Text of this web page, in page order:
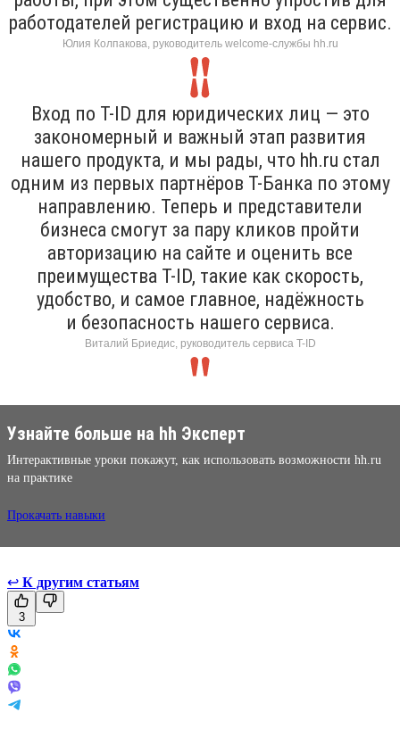
работодателей регистрацию и вход на сервис.
Юлия Колпакова, руководитель welcome-службы hh.ru
Вход по T-ID для юридических лиц — это
закономерный и важный этап развития
нашего продукта, и мы рады, что hh.ru стал
одним из первых партнёров Т-Банка по этому
направлению. Теперь и представители
бизнеса смогут за пару кликов пройти
авторизацию на сайте и оценить все
преимущества T-ID, такие как скорость,
удобство, и самое главное, надёжность
и безопасность нашего сервиса.
Виталий Бриедис, руководитель сервиса T-ID
Узнайте больше на hh Эксперт
Интерактивные уроки покажут, как использовать возможности hh.ru
на практике
Прокачать навыки
↩ К другим статьям
3